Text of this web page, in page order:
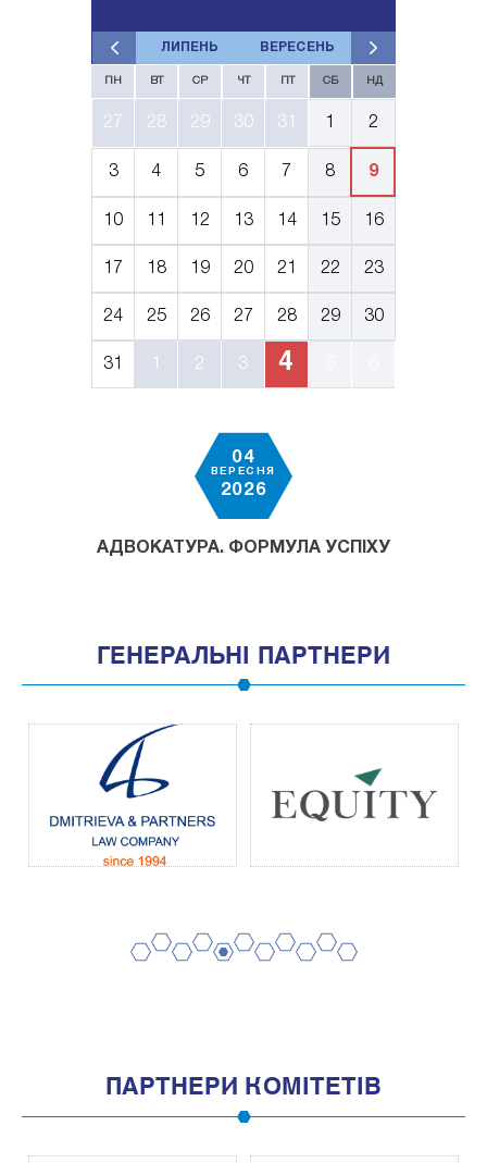
ЛИПЕНЬ ВЕРЕСЕНЬ
ПН ВТ СР ЧТ ПТ СБ НД
27 28 29 30 31 1 2
3 4 5 6 7 8 9
10 11 12 13 14 15 16
17 18 19 20 21 22 23
24 25 26 27 28 29 30
31 1 2 3 4
04
ВЕРЕСНЯ
2026
АДВОКАТУРА. ФОРМУЛА УСПІХУ
ГЕНЕРАЛЬНІ ПАРТНЕРИ
ПАРТНЕРИ КОМІТЕТІВ